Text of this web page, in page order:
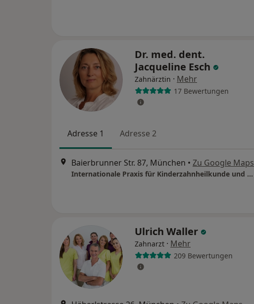
Dr. med. dent.
Jacqueline Esch
Zahnärztin · Mehr
17 Bewertungen
Adresse 1 Adresse 2
Baierbrunner Str. 87, München • Zu Google Maps
Internationale Praxis für Kinderzahnheilkunde und Kieferorthopädie
Ulrich Waller
Zahnarzt · Mehr
209 Bewertungen